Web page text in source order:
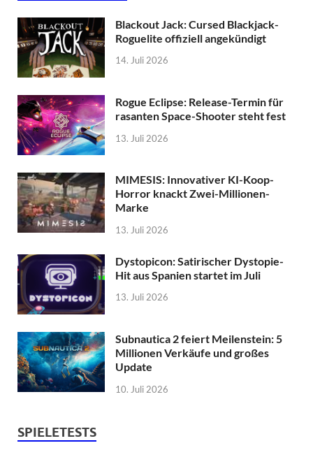
Blackout Jack: Cursed Blackjack-
Roguelite offiziell angekündigt
14. Juli 2026
Rogue Eclipse: Release-Termin für
rasanten Space-Shooter steht fest
13. Juli 2026
MIMESIS: Innovativer KI-Koop-
Horror knackt Zwei-Millionen-
Marke
13. Juli 2026
Dystopicon: Satirischer Dystopie-
Hit aus Spanien startet im Juli
13. Juli 2026
Subnautica 2 feiert Meilenstein: 5
Millionen Verkäufe und großes
Update
10. Juli 2026
SPIELETESTS